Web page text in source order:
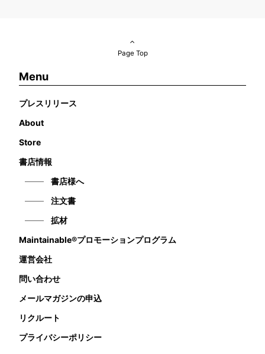
Page Top
Menu
プレスリリース
About
Store
書店情報
書店様へ
注文書
拡材
Maintainable®プロモーションプログラム
運営会社
問い合わせ
メールマガジンの申込
リクルート
プライバシーポリシー